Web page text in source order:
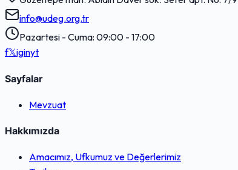
info@udeg.org.tr
Pazartesi - Cuma: 09:00 - 17:00
f𝕏iginyt
Sayfalar
Mevzuat
Hakkımızda
Amacımız, Ufkumuz ve Değerlerimiz